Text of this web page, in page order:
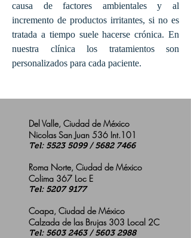
causa de factores ambientales y al
incremento de productos irritantes, si no es
tratada a tiempo suele hacerse crónica. En
nuestra clínica los tratamientos son
personalizados para cada paciente.
Del Valle, Ciudad de México
Nicolas San Juan 536 Int.101
Tel: 5523 5099/5682 7466
Roma Norte, Ciudad de México
Colima 367 Loc E
Tel: 5207 9177
Coapa, Ciudad de México
Calzada de las Brujas 303 Local 2C
Tel: 5603 2463/5603 2988